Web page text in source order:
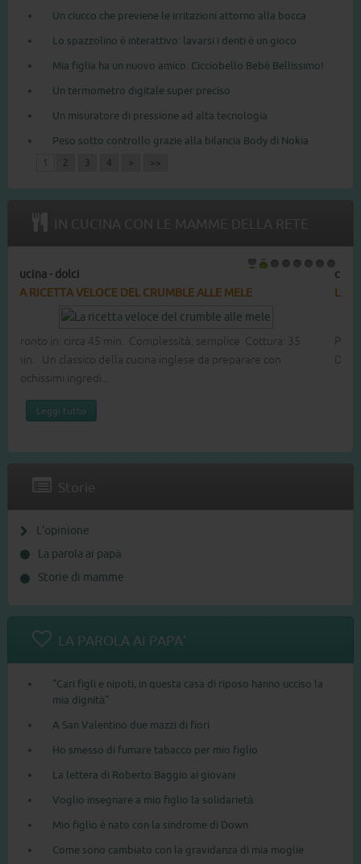
Un ciucco che previene le irritazioni attorno alla bocca
Lo spazzolino è interattivo: lavarsi i denti è un gioco
Mia figlia ha un nuovo amico: Cicciobello Bebè Bellissimo!
Un termometro digitale super preciso
Un misuratore di pressione ad alta tecnologia
Peso sotto controllo grazie alla bilancia Body di Nokia
1 2 3 4 > >>
IN CUCINA CON LE MAMME DELLA RETE
cucina - dolci
LA RICETTA DEL COTTON CAKE
Pronto in: circa 60 min. Complessità: media Cottura: 40 min.
Dolce leggero e soffice buono per ogni occasione.
Storie
L'opinione
La parola ai papà
Storie di mamme
LA PAROLA AI PAPA'
"Cari figli e nipoti, in questa casa di riposo hanno ucciso la
mia dignità"
A San Valentino due mazzi di fiori
Ho smesso di fumare tabacco per mio figlio
La lettera di Roberto Baggio ai giovani
Voglio insegnare a mio figlio la solidarietà
Mio figlio è nato con la sindrome di Down
Come sono cambiato con la gravidanza di mia moglie